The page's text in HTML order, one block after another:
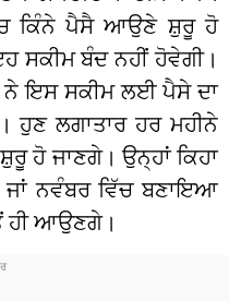
ਕਿੰਨੇ ਪੈਸੈ ਆਉਣੇ ਸ਼ੁਰੂ ਹੋ
ਸਕੀਮ ਬੰਦ ਨਹੀਂ ਹੋਵੇਗੀ।
ਨੇ ਇਸ ਸਕੀਮ ਲਈ ਪੈਸੇ ਦਾ
ਲਗਾਤਾਰ ਹਰ ਮਹੀਨੇ
ਹੋ ਜਾਣਗੇ। ਉਨ੍ਹਾਂ ਕਿਹਾ
ਜਾਂ ਨਵੰਬਰ ਵਿੱਚ ਬਣਾਇਆ
ਹੀ ਆਉਣਗੇ।